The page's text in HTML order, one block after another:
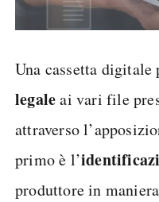
Una cassetta digitale
legaleai vari file
attraverso
primo è l’
produttore in